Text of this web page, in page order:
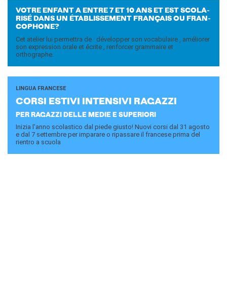
VOTRE EN­FANT A ENTRE 7 ET 10 ANS ET EST SCO­LA­
RISÉ DANS UN ÉTA­BLIS­SE­MENT FRANÇAIS OU FRAN­
CO­PHO­NE?
Cet atelier lui permettra de : développer son vocabulaire , améliorer
son expression orale et écrite , renforcer grammaire et
orthographe.
LINGUA FRANCESE
CORSI ESTI­VI IN­TEN­SI­VI RA­GAZ­ZI
PER RAGAZZI DELLE MEDIE E SUPERIORI
Inizia l'anno scolastico dal piede giusto! Nuovi corsi dal 31 agosto
e dal 7 settembre per imparare o ripassare il francese prima del
rientro a scuola